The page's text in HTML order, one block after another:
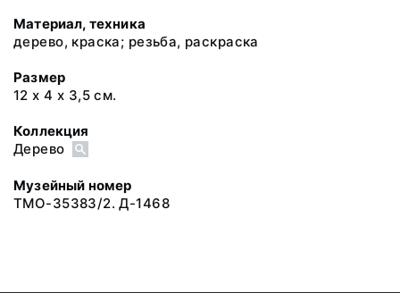
Материал, техника
дерево, краска; резьба, раскраска
Размер
12 х 4 х 3,5 см.
Коллекция
Дерево
Музейный номер
ТМО-35383/2. Д-1468